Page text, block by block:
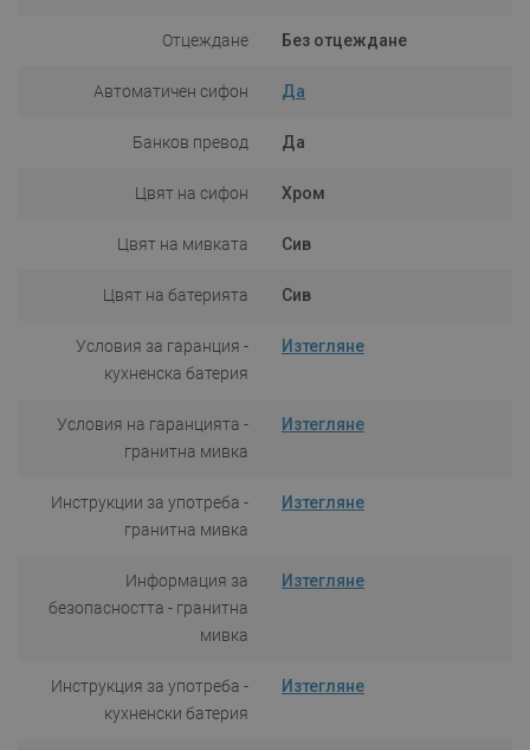
Отцеждане Без отцеждане
Автоматичен сифон Да
Банков превод Да
Цвят на сифон Хром
Цвят на мивката Сив
Цвят на батерията Сив
Условия за гаранция -
кухненска батерия
Изтегляне
Условия на гаранцията -
гранитна мивка
Изтегляне
Инструкции за употреба -
гранитна мивка
Изтегляне
Информация за
безопасността - гранитна
мивка
Изтегляне
Инструкция за употреба -
кухненски батерия
Изтегляне